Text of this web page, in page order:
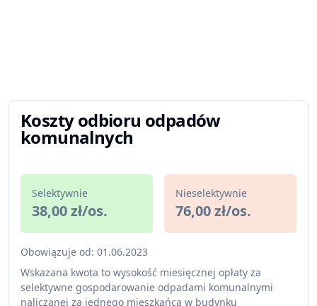
Koszty odbioru odpadów
komunalnych
Selektywnie
38,00 zł/os.
Nieselektywnie
76,00 zł/os.
Obowiązuje od: 01.06.2023
Wskazana kwota to wysokość miesięcznej opłaty za
selektywne gospodarowanie odpadami komunalnymi
naliczanej za jednego mieszkańca w budynku